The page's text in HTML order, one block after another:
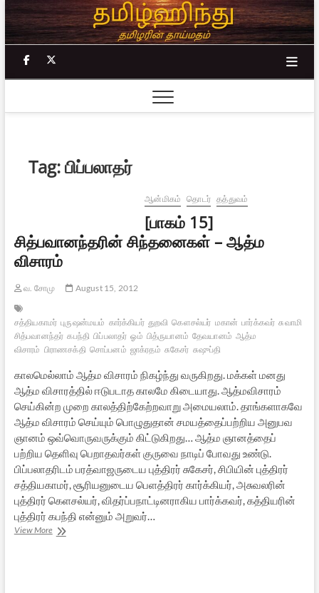
Skip
to
content
facebook
Tag:பிப்பலாதர்
ஆன்மிகம் தொடர் தத்துவம்
[பாகம் 15]
சித்பவானந்தரின் சிந்தனைகள் – ஆத்ம
விசாரம்
வ. சோமு August 15, 2012
சத்தியகாமர் புருஷன்மயம் கார்க்கியர் துறவி கெளசல்யர் மகான் பார்க்கவர் சுவாமி
சித்பவானந்தர் கபந்தி பிப்பலாதர் ஓம் பித்ருயானம் தேவயானம் ஆத்ம
விசாரம் பிராணசக்தி சொப்பனம் ஜாக்ரதம் சுகேசர் சுஷுப்தி
காலமெல்லாம் ஆத்ம விசாரம் நிகழ்ந்து வருகிறது. மக்கள் மனது
ஆத்ம விசாரத்தில் ஈடுபடாத காலமே கிடையாது. ஆத்மவிசாரம்
செய்கின்ற முறை காலத்திற்கேற்றவாறு அமையலாம். தாங்களாகவே
ஆத்ம விசாரம் செய்யும் பொழுதுதான் சமயத்தைப்பற்றிய அனுபவ
ஞானம் ஒவ்வொருவருக்கும் கிட்டுகிறது… ஆத்ம ஞானத்தைப்
பற்றிய தெளிவு பெறாதவர்கள் குருவை நாடிப் போவது உண்டு.
பிப்பலாதரிடம் பரத்வாஜருடைய புத்திரர் சுகேசர், சிபியின் புத்திரர்
சத்தியகாமர், சூரியனுடைய பெளத்திரர் கார்க்கியர், அசுவலரின்
புத்திரர் கெளசல்யர், விதர்ப்பநாட்டினராகிய பார்க்கவர், கத்தியரின்
புத்திரர் கபந்தி என்னும் அறுவர்…
View More[பாகம்